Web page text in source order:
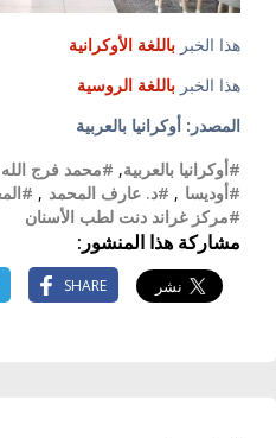
هذا الخبر باللغة الأوكرانية
هذا الخبر باللغة الروسية
المصدر: أوكرانيا بالعربية
#أوكرانيا بالعربية, #محمد فرج الله
#أوديسا , #د. عارف المحمد ,
#مركز غراند دنت لطب الأسنان
مشاركة هذا المنشور:
SHARE